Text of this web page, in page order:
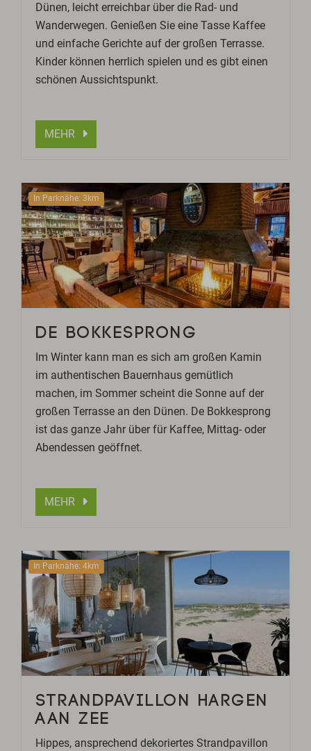
Dünen, leicht erreichbar über die Rad- und
Wanderwegen. Genießen Sie eine Tasse Kaffee
und einfache Gerichte auf der großen Terrasse.
Kinder können herrlich spielen und es gibt einen
schönen Aussichtspunkt.
MEHR
In Parknähe: 3km
DE BOKKESPRONG
Im Winter kann man es sich am großen Kamin
im authentischen Bauernhaus gemütlich
machen, im Sommer scheint die Sonne auf der
großen Terrasse an den Dünen. De Bokkesprong
ist das ganze Jahr über für Kaffee, Mittag- oder
Abendessen geöffnet.
MEHR
In Parknähe: 4km
STRANDPAVILLON HARGEN
AAN ZEE
Hippes, ansprechend dekoriertes Strandpavillon